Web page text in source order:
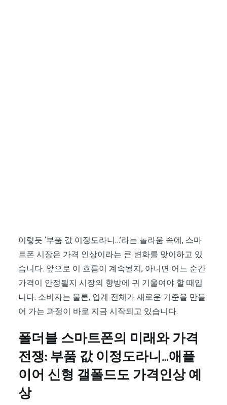
이렇듯 ‘부품 값 이정도라니…’라는 놀라움 속에, 스마
트폰 시장은 가격 인상이라는 큰 변화를 맞이하고 있
습니다. 앞으로 이 흐름이 계속될지, 아니면 어느 순간
가격이 안정될지 시장의 향방에 귀 기울여야 할 때입
니다. 소비자는 물론, 업계 전체가 새로운 기준을 만들
어 가는 과정이 바로 지금 시작되고 있습니다.
폴더블 스마트폰의 미래와 가격
전쟁: 부품 값 이정도라니…애플
이어 신형 갤폴드도 가격인상 예
상